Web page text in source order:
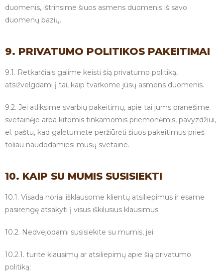
duomenis, ištrinsime šiuos asmens duomenis iš savo
duomenų bazių.
9. PRIVATUMO POLITIKOS PAKEITIMAI
9.1. Retkarčiais galime keisti šią privatumo politiką,
atsižvelgdami į tai, kaip tvarkome jūsų asmens duomenis.
9.2. Jei atliksime svarbių pakeitimų, apie tai jums pranešime
svetainėje arba kitomis tinkamomis priemonėmis, pavyzdžiui,
el. paštu, kad galėtumėte peržiūrėti šiuos pakeitimus prieš
toliau naudodamiesi mūsų svetaine.
10. KAIP SU MUMIS SUSISIEKTI
10.1. Visada noriai išklausome klientų atsiliepimus ir esame
pasirengę atsakyti į visus iškilusius klausimus.
10.2. Nedvejodami susisiekite su mumis, jei:
10.2.1. turite klausimų ar atsiliepimų apie šią privatumo
politiką;